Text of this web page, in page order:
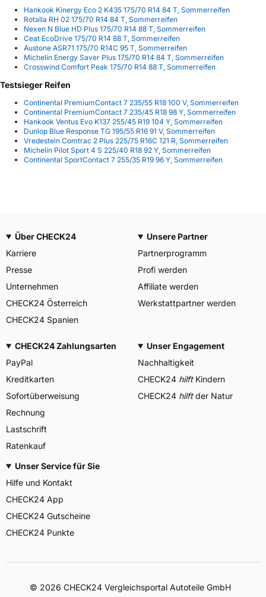
Hankook Kinergy Eco 2 K435 175/70 R14 84 T, Sommerreifen
Rotalla RH 02 175/70 R14 84 T, Sommerreifen
Nexen N Blue HD Plus 175/70 R14 88 T, Sommerreifen
Ceat EcoDrive 175/70 R14 88 T, Sommerreifen
Austone ASR71 175/70 R14C 95 T, Sommerreifen
Michelin Energy Saver Plus 175/70 R14 84 T, Sommerreifen
Crosswind Comfort Peak 175/70 R14 88 T, Sommerreifen
Testsieger Reifen
Continental PremiumContact 7 235/55 R18 100 V, Sommerreifen
Continental PremiumContact 7 235/45 R18 98 Y, Sommerreifen
Hankook Ventus Evo K137 255/45 R19 104 Y, Sommerreifen
Dunlop Blue Response TG 195/55 R16 91 V, Sommerreifen
Vredestein Comtrac 2 Plus 225/75 R16C 121 R, Sommerreifen
Michelin Pilot Sport 4 S 225/40 R18 92 Y, Sommerreifen
Continental SportContact 7 255/35 R19 96 Y, Sommerreifen
Über CHECK24
Karriere
Presse
Unternehmen
CHECK24 Österreich
CHECK24 Spanien
Unsere Partner
Partnerprogramm
Profi werden
Affiliate werden
Werkstattpartner werden
CHECK24 Zahlungsarten
PayPal
Kreditkarten
Sofortüberweisung
Rechnung
Lastschrift
Ratenkauf
Unser Engagement
Nachhaltigkeit
CHECK24 hilftKindern
CHECK24 hilftder Natur
Unser Service für Sie
Hilfe und Kontakt
CHECK24 App
CHECK24 Gutscheine
CHECK24 Punkte
© 2026 CHECK24 Vergleichsportal Autoteile GmbH